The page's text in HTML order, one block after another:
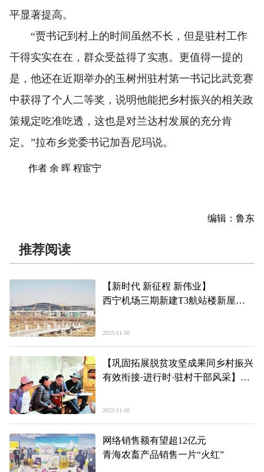
平显著提高。
“贾书记到村上的时间虽然不长，但是驻村工作
干得实实在在，群众受益得了实惠。更值得一提的
是，他还在近期举办的玉树州驻村第一书记比武竞赛
中获得了个人二等奖，说明他能把乡村振兴的相关政
策规定吃准吃透，这也是对兰达村发展的充分肯
定。”拉布乡党委书记加吾尼玛说。
作者 余 晖 程宦宁
编辑：鲁东
推荐阅读
【新时代 新征程 新伟业】
西宁机场三期新建T3航站楼新屋面
2023-11-30
【巩固拓展脱贫攻坚成果同乡村振兴
有效衔接·进行时·驻村干部风采】
2023-11-30
网络销售额有望超12亿元
青海农畜产品销售一片“火红”